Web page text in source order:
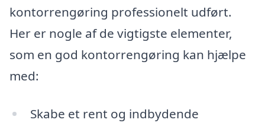
kontorrengøring professionelt udført.
Her er nogle af de vigtigste elementer,
som en god kontorrengøring kan hjælpe
med:
Skabe et rent og indbydende